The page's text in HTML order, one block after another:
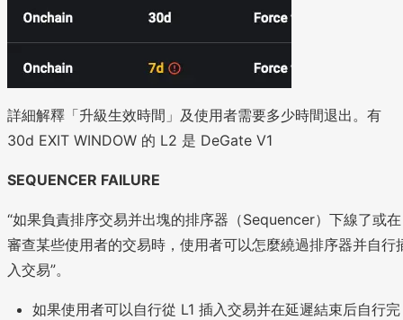
詳細解釋「升級生效時間」及使用者需要多少時間退出。有
30d EXIT WINDOW 的 L2 是 DeGate V1
SEQUENCER FAILURE
“如果負責排序交易并出塊的排序器（Sequencer）下線了或在
審查某些使用者的交易時，使用者可以怎麼繞過排序器并自行
入交易”。
如果使用者可以自行從 L1 插入交易并在延遲結束后自行完